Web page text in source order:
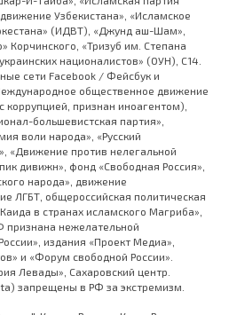
Узбекистана», «Исламское
(ИДВТ), «Джунд аш-Шам»,
Корчинского, «Тризуб им. Степана
националистов» (ОУН), С14.
сети Facebook / Фейсбук и
общественное движение
признан иноагентом),
большевистская партия»,
воли народа», «Русский
«Движение против нелегальной
дивижн», фонд «Свободная Россия»,
народа», движение
ЛГБТ, общероссийская политическая
в странах исламского Магриба»,
признана нежелательной
издания «Проект Медиа»,
и «Форум свободной России».
Левады», Сахаровский центр.
запрещены в РФ за экстремизм.